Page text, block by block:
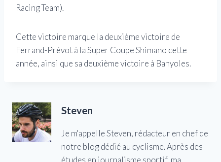
Racing Team).
Cette victoire marque la deuxième victoire de
Ferrand-Prévot à la Super Coupe Shimano cette
année, ainsi que sa deuxième victoire à Banyoles.
Steven
Je m'appelle Steven, rédacteur en chef de
notre blog dédié au cyclisme. Après des
études en journalisme sportif, ma